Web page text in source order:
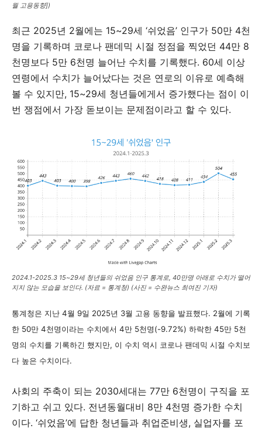
월 고용동향])
최근 2025년 2월에는 15~29세 ‘쉬었음’ 인구가 50만 4천
명을 기록하며 코로나 팬데믹 시절 정점을 찍었던 44만 8
천명보다 5만 6천명 늘어난 수치를 기록했다. 60세 이상
연령에서 수치가 늘어났다는 것은 연로의 이유로 예측해
볼 수 있지만, 15~29세 청년들에게서 증가했다는 점이 이
번 쟁점에서 가장 돋보이는 문제점이라고 할 수 있다.
2024.1-2025.3 15~29세 청년들의 쉬었음 인구 통계로, 40만명 아래로 수치가 떨어
지지 않는 모습을 보인다. (자료 = 통계청) (사진 = 수완뉴스 최여진 기자)
통계청은 지난 4월 9일 2025년 3월 고용 동향을 발표했다. 2월에 기록
한 50만 4천명이라는 수치에서 4만 5천명(-9.72%) 하락한 45만 5천
명의 수치를 기록하긴 했지만, 이 수치 역시 코로나 팬데믹 시절 수치보
다 높은 수치이다.
사회의 주축이 되는 2030세대는 77만 6천명이 구직을 포
기하고 쉬고 있다. 전년동월대비 8만 4천명 증가한 수치
이다. ‘쉬었음’에 답한 청년들과 취업준비생, 실업자를 포